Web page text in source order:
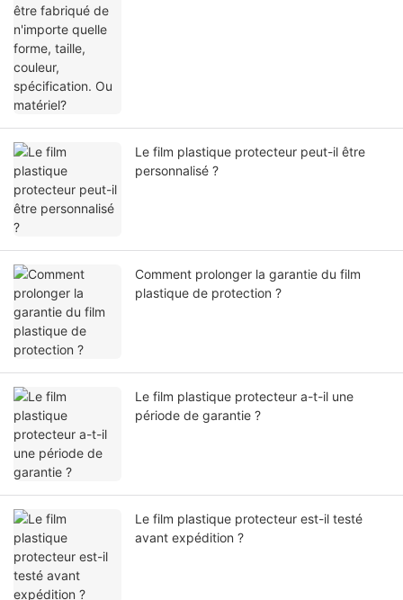
Le film plastique protecteur peut-il être
personnalisé ?
Comment prolonger la garantie du film
plastique de protection ?
Le film plastique protecteur a-t-il une
période de garantie ?
Le film plastique protecteur est-il testé
avant expédition ?